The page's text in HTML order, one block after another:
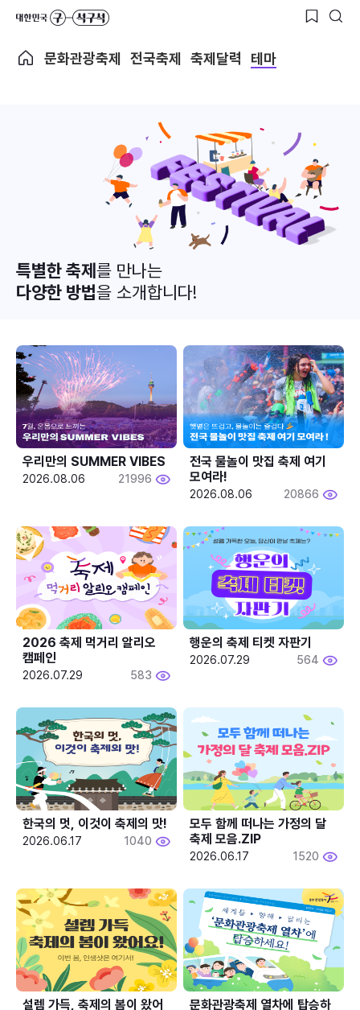
문화관광축제 전국축제 축제달력 테마
특별한 축제를 만나는
다양한 방법을 소개합니다!
우리만의 SUMMER VIBES
2026.08.06 21996
전국 물놀이 맛집 축제 여기
모여라!
2026.08.06 20866
2026 축제 먹거리 알리오
캠페인
2026.07.29 583
행운의 축제 티켓 자판기
2026.07.29 564
한국의 멋, 이것이 축제의 맛!
2026.06.17 1040
모두 함께 떠나는 가정의 달
축제 모음.ZIP
2026.06.17 1520
설렘 가득, 축제의 봄이 왔어
문화관광축제 열차에 탑승하